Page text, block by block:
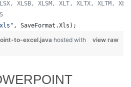
XLSB, XLSM, XLT, XLTX, XLTM,
, SaveFormat .Xls );
view raw
to-excel.java hosted with